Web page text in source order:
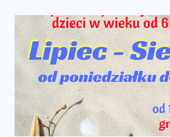
–
14.10.2016
R.